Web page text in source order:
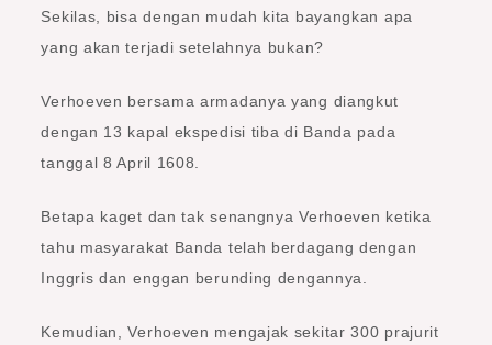
Sekilas, bisa dengan mudah kita bayangkan apa
yang akan terjadi setelahnya bukan?
Verhoeven bersama armadanya yang diangkut
dengan 13 kapal ekspedisi tiba di Banda pada
tanggal 8 April 1608.
Betapa kaget dan tak senangnya Verhoeven ketika
tahu masyarakat Banda telah berdagang dengan
Inggris dan enggan berunding dengannya.
Kemudian, Verhoeven mengajak sekitar 300 prajurit